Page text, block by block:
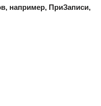
например, ПриЗаписи,